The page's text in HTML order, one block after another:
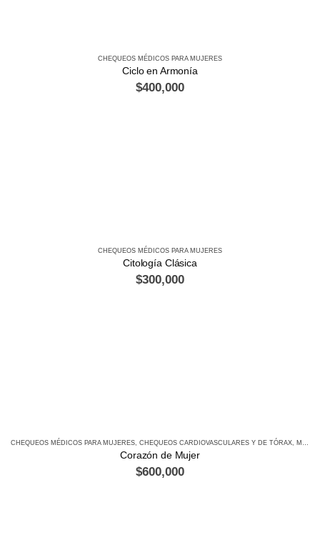
CHEQUEOS MÉDICOS PARA MUJERES
Ciclo en Armonía
$400,000
CHEQUEOS MÉDICOS PARA MUJERES
Citología Clásica
$300,000
CHEQUEOS MÉDICOS PARA MUJERES, CHEQUEOS CARDIOVASCULARES Y DE TÓRAX, MAMÁ
Corazón de Mujer
$600,000